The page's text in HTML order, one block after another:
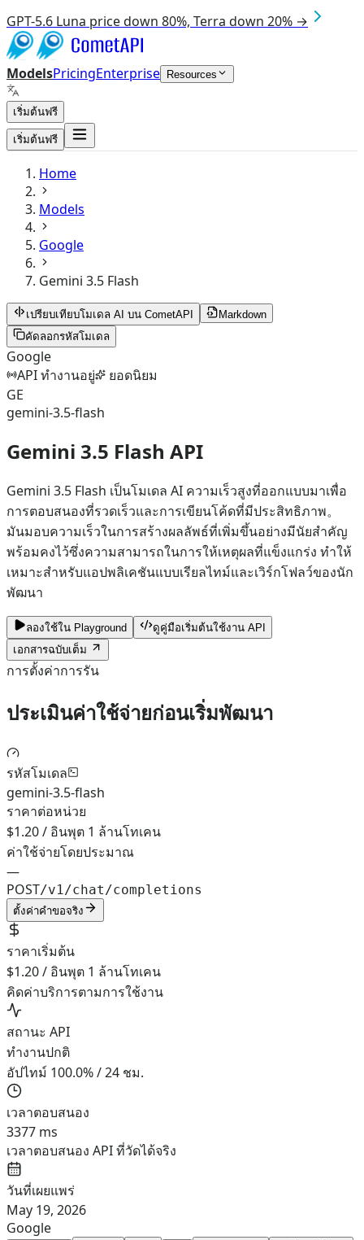
GPT-5.6 Luna price down 80%, Terra down 20% →
ModelsPricingEnterprise Resources
เริ่มต้นฟรี
เริ่มต้นฟรี
Home
Models
Google
Gemini 3.5 Flash
เปรียบเทียบโมเดล AI บน CometAPI
Markdown
คัดลอกรหัสโมเดล
Google
API ทำงานอยู่
ยอดนิยม
GE
gemini-3.5-flash
Gemini 3.5 Flash API
Gemini 3.5 Flash เป็นโมเดล AI ความเร็วสูงที่ออกแบบมาเพื่อ
การตอบสนองที่รวดเร็วและการเขียนโค้ดที่มีประสิทธิภาพ。
มันมอบความเร็วในการสร้างผลลัพธ์ที่เพิ่มขึ้นอย่างมีนัยสำคัญ
พร้อมคงไว้ซึ่งความสามารถในการให้เหตุผลที่แข็งแกร่ง ทำให้
เหมาะสำหรับแอปพลิเคชันแบบเรียลไทม์และเวิร์กโฟลว์ของนัก
พัฒนา
ลองใช้ใน Playground
ดูคู่มือเริ่มต้นใช้งาน API
เอกสารฉบับเต็ม
การตั้งค่าการรัน
ประเมินค่าใช้จ่ายก่อนเริ่มพัฒนา
รหัสโมเดล
gemini-3.5-flash
ราคาต่อหน่วย
$1.20 / อินพุต 1 ล้านโทเคน
ค่าใช้จ่ายโดยประมาณ
—
POST/v1/chat/completions
ตั้งค่าคำขอจริง
ราคาเริ่มต้น
$1.20 / อินพุต 1 ล้านโทเคน
คิดค่าบริการตามการใช้งาน
สถานะ API
ทำงานปกติ
อัปไทม์ 100.0% / 24 ชม.
เวลาตอบสนอง
3377 ms
เวลาตอบสนอง API ที่วัดได้จริง
วันที่เผยแพร่
May 19, 2026
Google